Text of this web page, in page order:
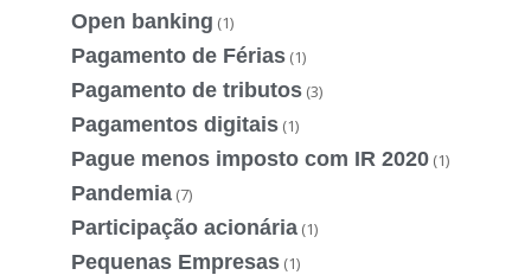
Open banking (1)
Pagamento de Férias (1)
Pagamento de tributos (3)
Pagamentos digitais (1)
Pague menos imposto com IR 2020 (1)
Pandemia (7)
Participação acionária (1)
Pequenas Empresas (1)